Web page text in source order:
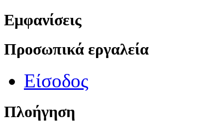
Εμφανίσεις
Προσωπικά εργαλεία
Είσοδος
Πλοήγηση